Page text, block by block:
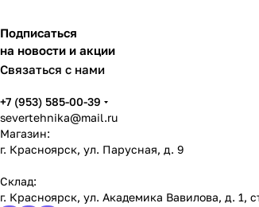
Подписаться
на новости и акции
Связаться с нами
+7 (953) 585-00-39
severtehnika@mail.ru
Магазин:
г. Красноярск, ул. Парусная, д. 9
Склад:
г. Красноярск, ул. Академика Вавилова, д. 1,